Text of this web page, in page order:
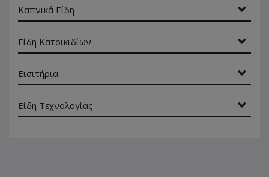
Καπνικά Είδη
Είδη Κατοικιδίων
Εισιτήρια
Είδη Τεχνολογίας